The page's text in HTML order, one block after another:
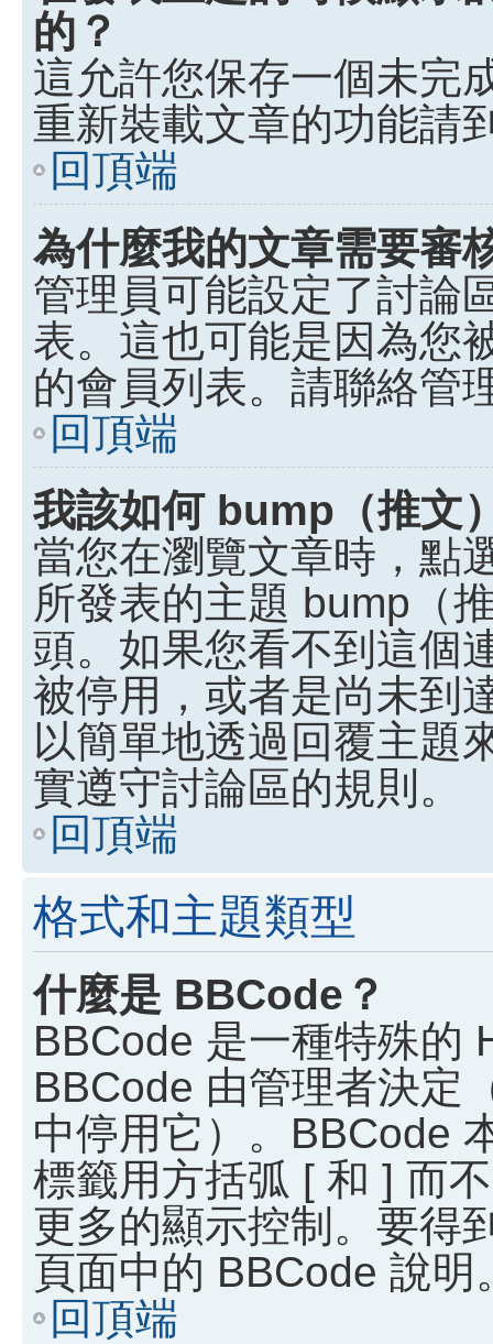
的？
這允許您保存一個未完
重新裝載文章的功能請
回頂端
為什麼我的文章需要審
管理員可能設定了討論
表。這也可能是因為您
的會員列表。請聯絡管
回頂端
我該如何 bump（推文
當您在瀏覽文章時，點
所發表的主題 bump（
頭。如果您看不到這個
被停用，或者是尚未到
以簡單地透過回覆主題
實遵守討論區的規則。
回頂端
格式和主題類型
什麼是 BBCode？
BBCode 是一種特殊的
BBCode 由管理者決定
中停用它）。BBCode
標籤用方括弧 [ 和 ] 而
更多的顯示控制。要得
頁面中的 BBCode 說明
回頂端